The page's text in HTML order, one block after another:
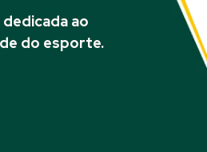
ao
do esporte.